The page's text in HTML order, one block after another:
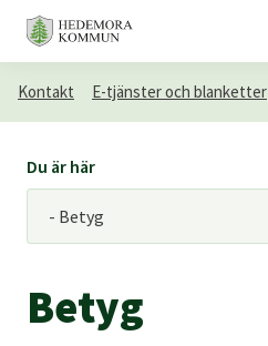
Kontakt E-tjänster och blanketter
Betyg
Du är här